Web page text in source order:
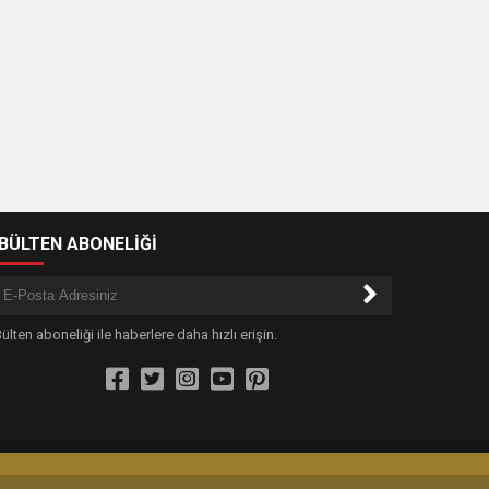
ABONELİĞİ
aboneliği ile haberlere daha hızlı erişin.